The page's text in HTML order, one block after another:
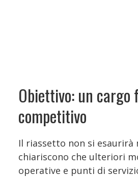
Obiettivo: un cargo
competitivo
Il riassetto non si esaurirà
chiariscono che ulteriori
operative e punti di